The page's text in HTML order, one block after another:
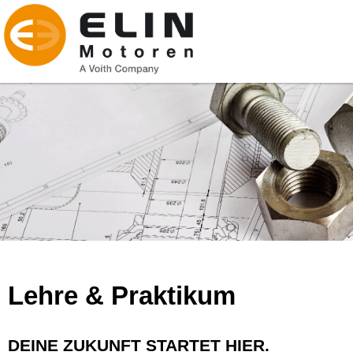
Lehre & Praktikum
DEINE ZUKUNFT STARTET HIER.